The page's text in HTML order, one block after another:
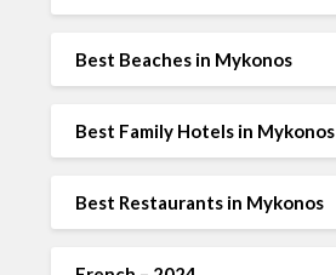
Best Beaches in Mykonos
Best Family Hotels in Mykonos
Best Restaurants in Mykonos